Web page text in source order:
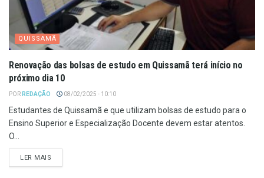
QUISSAMÃ
Renovação das bolsas de estudo em Quissamã terá início no
próximo dia 10
POR REDAÇÃO 08/02/2025 - 10:10
Estudantes de Quissamã e que utilizam bolsas de estudo para o
Ensino Superior e Especialização Docente devem estar atentos.
O...
LER MAIS